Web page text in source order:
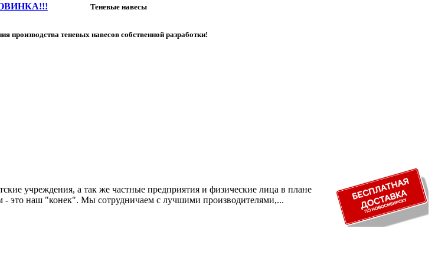
Теневые навесы
теневых навесов собственной разработки!
учреждения, а так же частные предприятия и физические лица в плане
- это наш "конек". Мы сотрудничаем с лучшими производителями,...